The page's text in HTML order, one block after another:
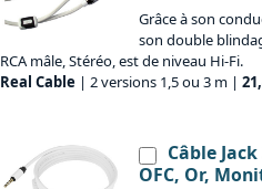
Grâce à son
son double
RCA mâle, Stéréo, est de niveau Hi-Fi.
Real Cable | 2 versions 1,5 ou 3 m |
Câble
OFC, Or,